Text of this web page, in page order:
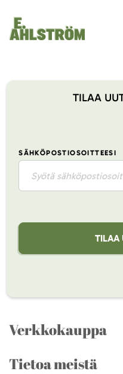
TILAA
SÄHKÖPOSTIOSOITTEESI
TILAA
Verkkokauppa
Tietoa meistä